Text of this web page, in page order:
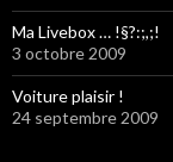
Ma Livebox … !§?:;,;!
3 octobre 2009
Voiture plaisir !
24 septembre 2009